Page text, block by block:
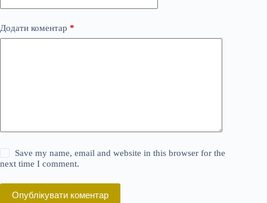
Додати коментар *
Save my name, email and website in this browser for the
next time I comment.
Опублікувати коментар